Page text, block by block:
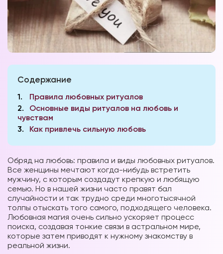
Содержание
1
Правила любовных ритуалов
2
Основные виды ритуалов на любовь и
чувствам
3
Как привлечь сильную любовь
Обряд на любовь: правила и виды любовных ритуалов.
Все женщины мечтают когда-нибудь встретить
мужчину, с которым создадут крепкую и любящую
семью. Но в нашей жизни часто правят бал
случайности и так трудно среди многотысячной
толпы отыскать того самого, подходящего человека.
Любовная магия очень сильно ускоряет процесс
поиска, создавая тонкие связи в астральном мире,
которые затем приводят к нужному знакомству в
реальной жизни.